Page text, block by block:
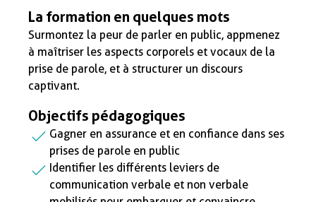
La formation en quelques mots
Surmontez la peur de parler en public, appmenez
à maîtriser les aspects corporels et vocaux de la
prise de parole, et à structurer un discours
captivant.
Objectifs pédagogiques
Gagner en assurance et en confiance dans ses
prises de parole en public
Identifier les différents leviers de
communication verbale et non verbale